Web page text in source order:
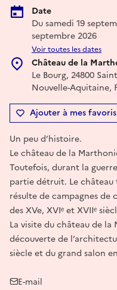
Date
Du samedi 19
septembre 2026
Voir toutes les dates
Château de la
Le Bourg, 24800
Nouvelle-Aquitaine,
Ajouter à mes favoris
Un peu d’histoire.
Le château de la
Toutefois, durant la
partie détruit. Le château
résulte de campagnes
des XVe, XVIᵉ et XVIIᵉ
La visite du château de
découverte de
siècle et du grand salon
E-mail